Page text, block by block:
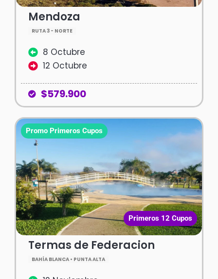
Mendoza
RUTA 3 - NORTE
8 Octubre
12 Octubre
$579.900
Termas de Federacion
BAHÍA BLANCA • PUNTA ALTA
Promo Primeros Cupos
Primeros 12 Cupos